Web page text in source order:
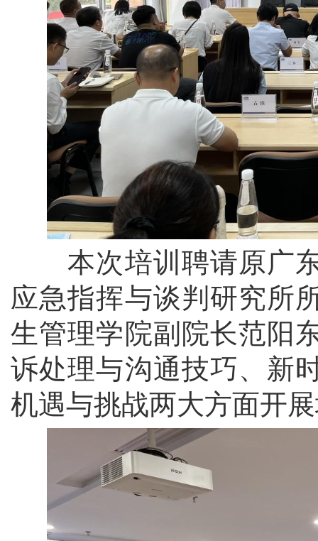
本次培训聘请原广东
应急指挥与谈判研究所
生管理学院副院长范阳
诉处理与沟通技巧、新
机遇与挑战两大方面开